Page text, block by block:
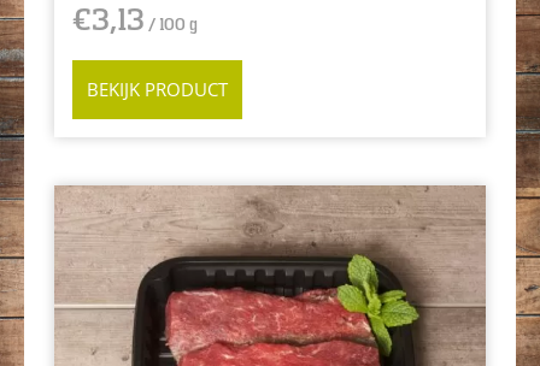
€3,13 / 100 g
BEKIJK PRODUCT